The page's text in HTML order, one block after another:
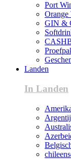
Port
Orange
GIN &
Landen
In Landen